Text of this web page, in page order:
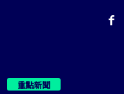
重點新聞